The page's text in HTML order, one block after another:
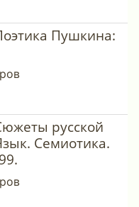
Пушкина:
русской
Семиотика.